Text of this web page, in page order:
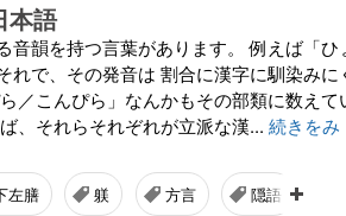
本語
韻を持つ言葉があります。 例えば「ひ
で、その発音は 割合に漢字に馴染みに
／こんぴら」なんかもその部類に数えて
、それらそれぞれが立派な漢... 続きをみ
左膳 躾 方言 隠語